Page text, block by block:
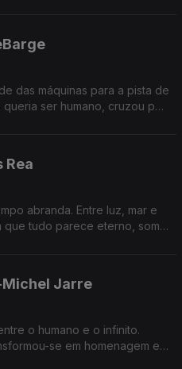
das máquinas para a pista de
ser humano, cruzou pop
Rea
abranda. Entre luz, mar e
que tudo parece eterno, som
Michel Jarre
o humano e o infinito.
se em homenagem e